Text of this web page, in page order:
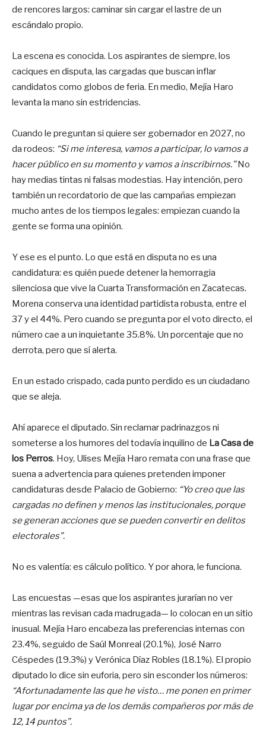
de rencores largos: caminar sin cargar el lastre de un
escándalo propio.
La escena es conocida. Los aspirantes de siempre, los
caciques en disputa, las cargadas que buscan inflar
candidatos como globos de feria. En medio, Mejía Haro
levanta la mano sin estridencias.
Cuando le preguntan si quiere ser gobernador en 2027, no
da rodeos: “Si me interesa, vamos a participar, lo vamos a
hacer público en su momento y vamos a inscribirnos.”No
hay medias tintas ni falsas modestias. Hay intención, pero
también un recordatorio de que las campañas empiezan
mucho antes de los tiempos legales: empiezan cuando la
gente se forma una opinión.
Y ese es el punto. Lo que está en disputa no es una
candidatura: es quién puede detener la hemorragia
silenciosa que vive la Cuarta Transformación en Zacatecas.
Morena conserva una identidad partidista robusta, entre el
37 y el 44%. Pero cuando se pregunta por el voto directo, el
número cae a un inquietante 35.8%. Un porcentaje que no
derrota, pero que sí alerta.
En un estado crispado, cada punto perdido es un ciudadano
que se aleja.
Ahí aparece el diputado. Sin reclamar padrinazgos ni
someterse a los humores del todavía inquilino de La Casa de
los Perros. Hoy, Ulises Mejía Haro remata con una frase que
suena a advertencia para quienes pretenden imponer
candidaturas desde Palacio de Gobierno: “Yo creo que las
cargadas no definen y menos las institucionales, porque
se generan acciones que se pueden convertir en delitos
electorales”.
No es valentía: es cálculo político. Y por ahora, le funciona.
Las encuestas —esas que los aspirantes jurarían no ver
mientras las revisan cada madrugada— lo colocan en un sitio
inusual. Mejía Haro encabeza las preferencias internas con
23.4%, seguido de Saúl Monreal (20.1%), José Narro
Céspedes (19.3%) y Verónica Díaz Robles (18.1%). El propio
diputado lo dice sin euforia, pero sin esconder los números:
“Afortunadamente las que he visto… me ponen en primer
lugar por encima ya de los demás compañeros por más de
12, 14 puntos”.